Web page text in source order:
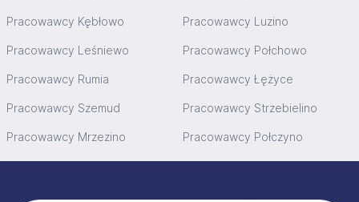
Pracowawcy Kębłowo Pracowawcy Luzino
Pracowawcy Leśniewo Pracowawcy Połchowo
Pracowawcy Rumia Pracowawcy Łężyce
Pracowawcy Szemud Pracowawcy Strzebielino
Pracowawcy Mrzezino Pracowawcy Połczyno